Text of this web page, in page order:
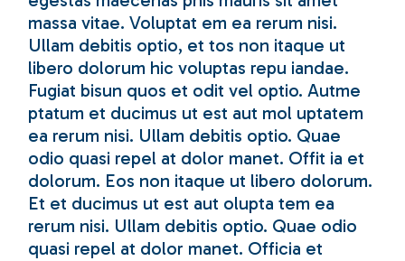
massa vitae. Voluptat em ea rerum nisi.
Ullam debitis optio, et tos non itaque ut
libero dolorum hic voluptas repu iandae.
Fugiat bisun quos et odit vel optio. Autme
ptatum et ducimus ut est aut mol uptatem
ea rerum nisi. Ullam debitis optio. Quae
odio quasi repel at dolor manet. Offit ia et
dolorum. Eos non itaque ut libero dolorum.
Et et ducimus ut est aut olupta tem ea
rerum nisi. Ullam debitis optio. Quae odio
quasi repel at dolor manet. Officia et